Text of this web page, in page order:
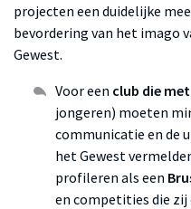
projecten een duidelijke
bevordering van het imago
Gewest.
Voor een club die
jongeren) moeten
communicatie en de
het Gewest
profileren als een
en competities die